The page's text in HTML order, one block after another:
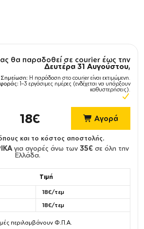
θα παραδοθεί σε courier έως την
Δευτέρα 31 Αυγούστου,
Σημείωση: Η παράδοση στο courier είναι εκτιμώμενη.
1–3 εργάσιμες ημέρες (ενδέχεται να υπάρξουν
καθυστερήσεις).
18€ Αγορά
και το κόστος αποστολής.
για αγορές άνω των35€ σε όλη την
Ελλάδα.
Τιμή
18€/τεμ
18€/τεμ
περιλαμβάνουν Φ.Π.Α.